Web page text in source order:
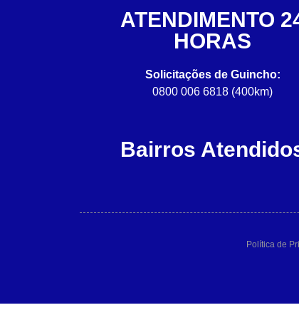
ATENDIMENTO
HORAS
Solicitações de Guincho:
0800 006 6818 (400km)
Bairros
Política de